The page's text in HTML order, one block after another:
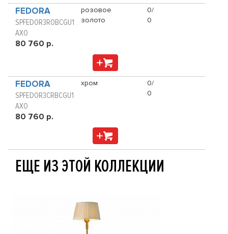
FEDORA
SPFEDOR3ROBCGU1
AXO
80 760 р.
розовое
золото
0/
0
FEDORA
SPFEDOR3CRBCGU1
AXO
80 760 р.
хром
0/
0
ЕЩЕ ИЗ ЭТОЙ КОЛЛЕКЦИИ